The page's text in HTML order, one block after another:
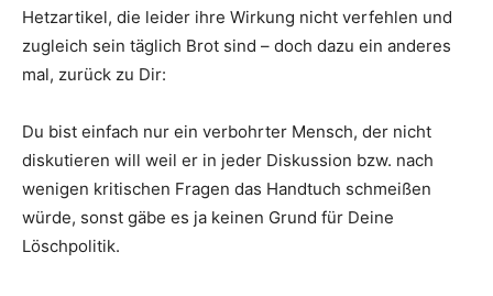
Hetzartikel, die leider ihre Wirkung nicht verfehlen und
zugleich sein täglich Brot sind – doch dazu ein anderes
mal, zurück zu Dir:
Du bist einfach nur ein verbohrter Mensch, der nicht
diskutieren will weil er in jeder Diskussion bzw. nach
wenigen kritischen Fragen das Handtuch schmeißen
würde, sonst gäbe es ja keinen Grund für Deine
Löschpolitik.